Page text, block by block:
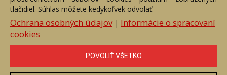
Návod Cenník
Obchodné podmienky
Ochrana os. údajov
Kontakt
Bezplatné poradenstvo
eAntik.sk © 2007 - 2026
podmienené výslovným súhlasom jej vlastníka. Všetky práva sú
tlačidiel. Súhlas môžete kedykoľvek odvolať.
Ochrana osobných údajov| Informácie o spracovaní
cookies
POVOLIŤ VŠETKO